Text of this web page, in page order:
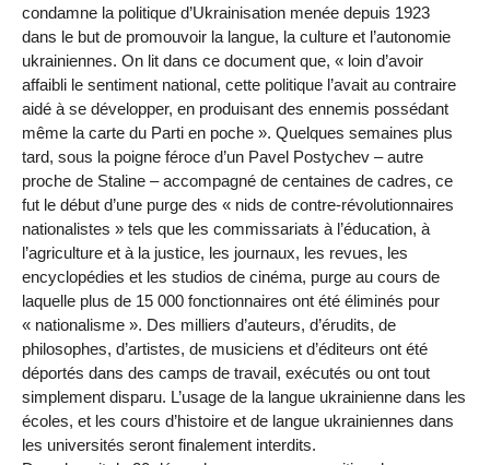
condamne la politique d’Ukrainisation menée depuis 1923
dans le but de promouvoir la langue, la culture et l’autonomie
ukrainiennes. On lit dans ce document que, « loin d’avoir
affaibli le sentiment national, cette politique l’avait au contraire
aidé à se développer, en produisant des ennemis possédant
même la carte du Parti en poche ». Quelques semaines plus
tard, sous la poigne féroce d’un Pavel Postychev – autre
proche de Staline – accompagné de centaines de cadres, ce
fut le début d’une purge des « nids de contre-révolutionnaires
nationalistes » tels que les commissariats à l’éducation, à
l’agriculture et à la justice, les journaux, les revues, les
encyclopédies et les studios de cinéma, purge au cours de
laquelle plus de 15 000 fonctionnaires ont été éliminés pour
« nationalisme ». Des milliers d’auteurs, d’érudits, de
philosophes, d’artistes, de musiciens et d’éditeurs ont été
déportés dans des camps de travail, exécutés ou ont tout
simplement disparu. L’usage de la langue ukrainienne dans les
écoles, et les cours d’histoire et de langue ukrainiennes dans
les universités seront finalement interdits.